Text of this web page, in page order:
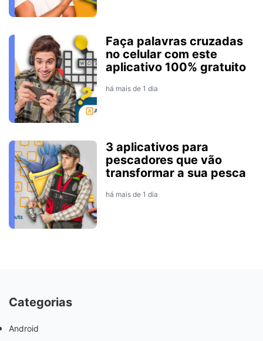
Faça palavras cruzadas
no celular com este
aplicativo 100% gratuito
há mais de 1 dia
3 aplicativos para
pescadores que vão
transformar a sua pesca
há mais de 1 dia
Categorias
Android